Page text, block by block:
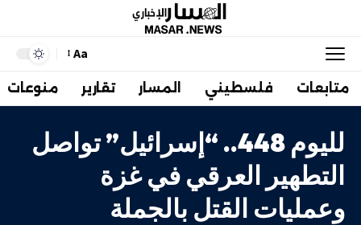
Aa
متابعات فلسطيني المسار تقارير منوعات
لليوم 448.. “إسرائيل” تواصل
التطهير العرقي في غزة
وعمليات القتل بالجملة